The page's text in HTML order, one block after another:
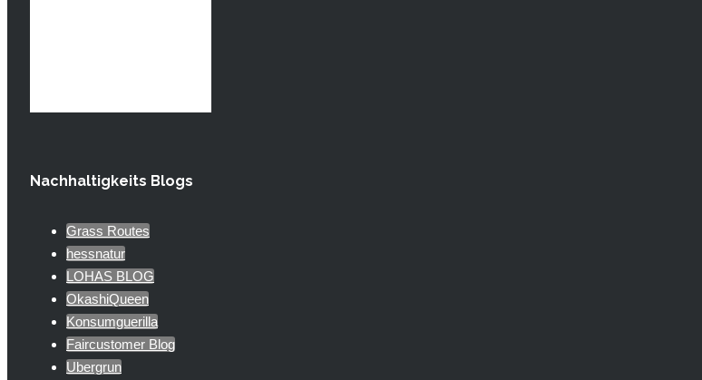
Nachhaltigkeits Blogs
Grass Routes
hessnatur
LOHAS BLOG
OkashiQueen
Konsumguerilla
Faircustomer Blog
Ubergrun